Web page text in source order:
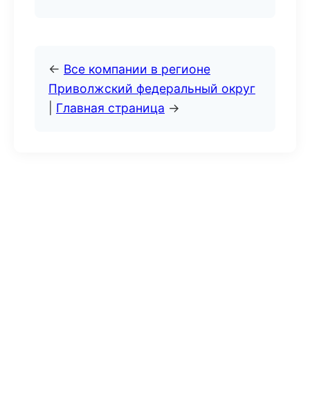
← Все компании в регионе
Приволжский федеральный округ
Главная страница →